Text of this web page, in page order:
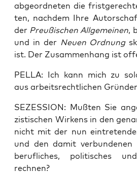
ab­ge­ord­ne­ten die
ten, nach­dem Ihre
der Preu­ßi­schen All­ge­mei­nen,
und in der Neu­en Ord­nung
ist. Der Zusam­men­hang ist
PELLA: Ich kann mich zu
aus arbeits­recht­li­chen
SEZESSION: Muß­ten Sie
zis­ti­schen Wir­kens in den
nicht mit der nun
und den damit
beruf­li­ches, poli­ti­sches
rechnen?